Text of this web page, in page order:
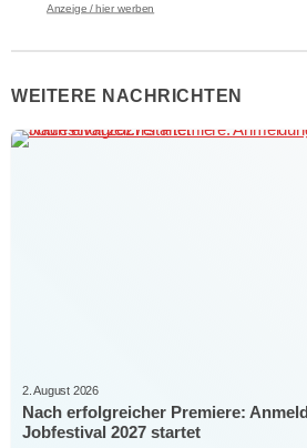
Anzeige / hier werben
WEITERE NACHRICHTEN
2. August 2026
Nach erfolgreicher Premiere:
Jobfestival 2027 startet